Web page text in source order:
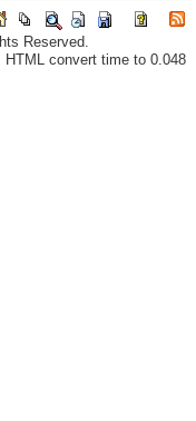
Reserved.
HTML convert time to 0.048